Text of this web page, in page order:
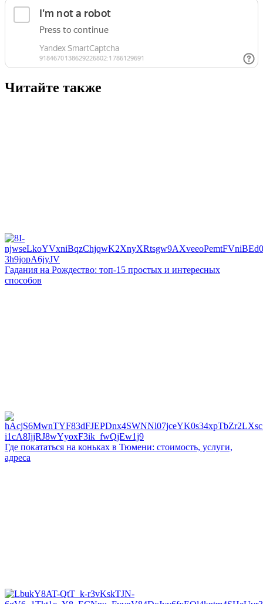
Читайте также
Гадания на Рождество: топ-15 простых и интересных
способов
Где покататься на коньках в Тюмени: стоимость, услуги,
адреса